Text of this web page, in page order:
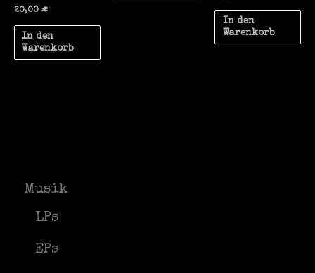
Musik
LPs
EPs
20,00 €
In den
Warenkorb
In den
Warenkorb